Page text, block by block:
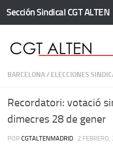
Saltar al contenido
Sección Sindical CGT ALTEN
BARCELONA/ ELECCIONES
Recordatori: votació
dimecres 28 de gener
POR CGTALTENMADRID · 2 FEBRERO,